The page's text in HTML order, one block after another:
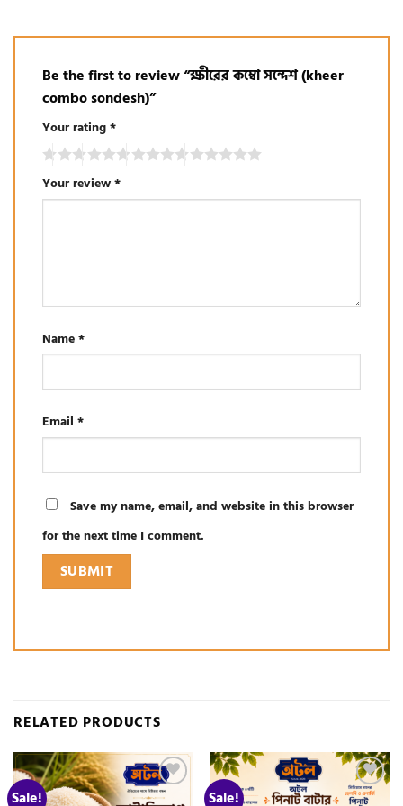
Be the first to review “ক্ষীরের কম্বো সন্দেশ (kheer
combo sondesh)”
Your rating*
Your review*
Name*
Email *
Save my name, email, and website in this browser
for the next time I comment.
RELATED PRODUCTS
Sale! Add to Sale! Add to